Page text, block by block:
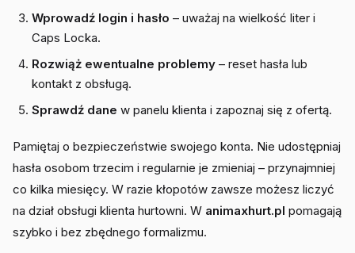
Wprowadź login i hasło – uważaj na wielkość liter i
Caps Locka.
Rozwiąż ewentualne problemy – reset hasła lub
kontakt z obsługą.
Sprawdź dane w panelu klienta i zapoznaj się z ofertą.
Pamiętaj o bezpieczeństwie swojego konta. Nie udostępniaj
hasła osobom trzecim i regularnie je zmieniaj – przynajmniej
co kilka miesięcy. W razie kłopotów zawsze możesz liczyć
na dział obsługi klienta hurtowni. W animaxhurt.pl pomagają
szybko i bez zbędnego formalizmu.